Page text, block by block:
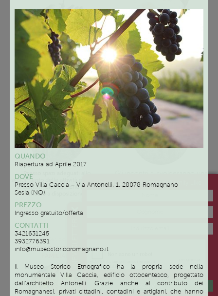
QUANDO
Riapertura ad Aprile 2017
DOVE
Presso Villa Caccia – Via Antonelli, 1, 28078 Romagnano
Sesia (NO)
PREZZO
Ingresso gratuito/offerta
CONTATTI
3421631245
3932776391
info@museostoricoromagnano.it
Il Museo Storico Etnografico ha la propria sede nella
monumentale Villa Caccia, edificio ottocentesco, progettato
dall’architetto Antonelli. Grazie anche al contributo dei
Romagnanesi, privati cittadini, contadini e artigiani, che hanno
Nelle mattine di lunedì,
martedì e mercoledì previo
appuntamento telefonico.
Viale Libertà, 30, 28021
Borgomanero (NO) – presso
Centro per le Famiglie
Dal lunedì al venerdì previo
appuntamento telefonico
Presso la sede del Centro per le
famiglia – uffici territoriali del
C.I.S.S. – Viale Libertà, 30,
Borgomanero
Servizio
GRUPPI DI PAROLA
Presso spazi adeguati allo
svolgimento delle attività proposte
ai bambini che i tre Enti hanno
messo a disposizione.
Servizio
PAROLE ED EMOZIONI
16.30. I giorni verranno
SERVIZIO DI MEDIAZIONE
NEWSLETTER
Iscriviti alla newsletter di Family Like
ISCRIVIMI